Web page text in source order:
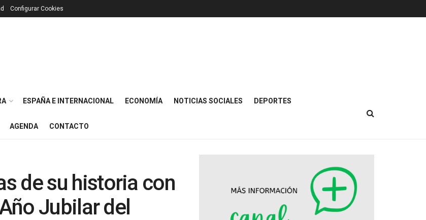
Configurar Cookies
ESPAÑA E INTERNACIONAL ECONOMÍA NOTICIAS SOCIALES DEPORTES
AGENDA CONTACTO
de su historia con
Jubilar del